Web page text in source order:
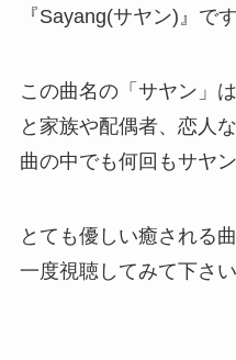
『Sayang(サヤン)』です
この曲名の「サヤン」
と家族や配偶者、恋人
曲の中でも何回もサヤ
とても優しい癒される
一度視聴してみて下さ